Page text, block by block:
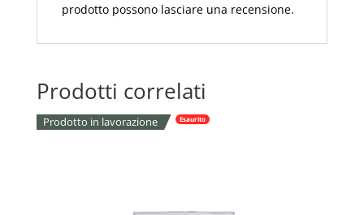
prodotto possono lasciare una recensione.
Prodotti correlati
Prodotto in lavorazione Esaurito